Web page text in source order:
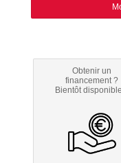
Obtenir un
financement ?
Bientôt